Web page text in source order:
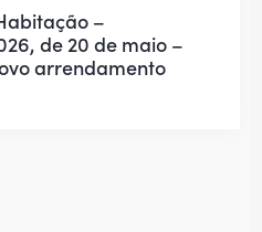
–
de 20 de maio –
arrendamento